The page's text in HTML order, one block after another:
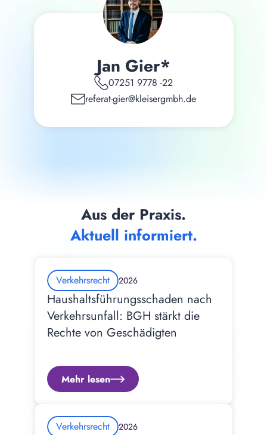
Jan Gier*
07251 9778 -22
referat-gier@kleisergmbh.de
Aus der Praxis.
Aktuell informiert.
Verkehrsrecht 2026
Haushaltsführungsschaden nach
Verkehrsunfall: BGH stärkt die
Rechte von Geschädigten
Mehr lesen
Verkehrsrecht 2026